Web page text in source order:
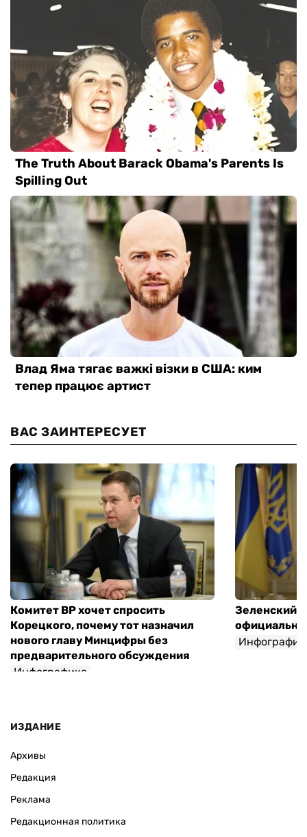
ВАС ЗАИНТЕРЕСУЕТ
Комитет ВР хочет спросить
Корецкого, почему тот назначил
нового главу Минцифры без
предварительного обсуждения
Инфографика
Зеленский
ИЗДАНИЕ
Архивы
Редакция
Реклама
Редакционная политика